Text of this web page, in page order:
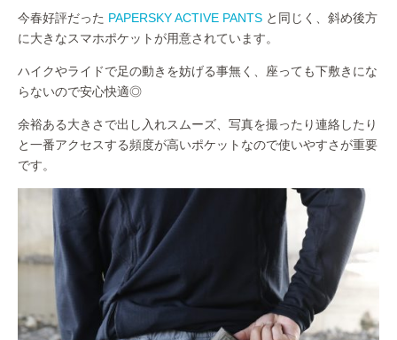
今春好評だった PAPERSKY ACTIVE PANTS と同じく、斜め後方
に大きなスマホポケットが用意されています。
ハイクやライドで足の動きを妨げる事無く、座っても下敷きにな
らないので安心快適◎
余裕ある大きさで出し入れスムーズ、写真を撮ったり連絡したり
と一番アクセスする頻度が高いポケットなので使いやすさが重要
です。